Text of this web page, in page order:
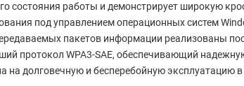
состояния работы и демонстрирует широкую
под управлением операционных систем
пакетов информации реализованы
протокол WPA3-SAE, обеспечивающий
на долговечную и бесперебойную эксплуатацию